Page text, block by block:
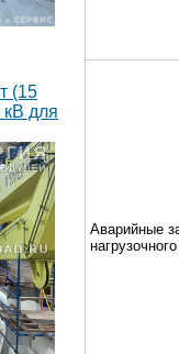
(15
для
Аварийные